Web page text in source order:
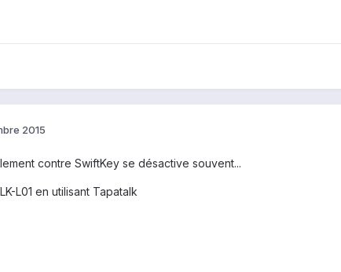
2015
contre SwiftKey se désactive souvent...
L01 en utilisant Tapatalk